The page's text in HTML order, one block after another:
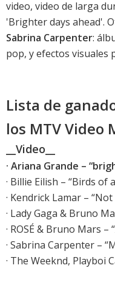
video, video de larga
'Brighter days ahead'.
Sabrina Carpenter:
pop, y efectos visuales
Lista de
los MTV Video
__Video__
· Ariana Grande –
· Billie Eilish – “Birds of
· Kendrick Lamar –
· Lady Gaga & Bruno
· ROSÉ & Bruno Mars –
· Sabrina Carpenter –
· The Weeknd, Playboi